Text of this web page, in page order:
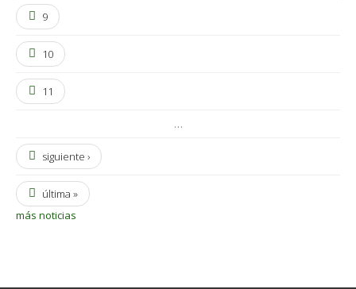
9
10
11
…
siguiente ›
última »
más noticias